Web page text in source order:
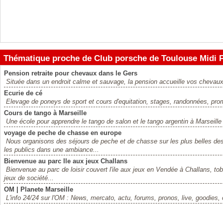
Thématique proche de Club porsche de Toulouse Midi
Pension retraite pour chevaux dans le Gers
Située dans un endroit calme et sauvage, la pension accueille vos
Ecurie de cé
Elevage de poneys de sport et cours d'equitation, stages, randonnées,
Cours de tango à Marseille
Une école pour apprendre le tango de salon et le tango argentin à
voyage de peche de chasse en europe
Nous organisons des séjours de peche et de chasse sur les plus belles
les publics dans une ambiance...
Bienvenue au parc Ile aux jeux Challans
Bienvenue au parc de loisir couvert l'ile aux jeux en Vendée à Challans,
jeux de société...
OM | Planete Marseille
L'info 24/24 sur l'OM : News, mercato, actu, forums, pronos, live,